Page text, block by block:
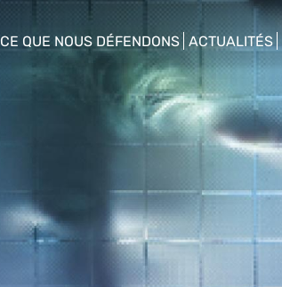
CE QUE NOUS DÉFENDONS
show/hide sub menu
ACTUALITÉS
show/hide